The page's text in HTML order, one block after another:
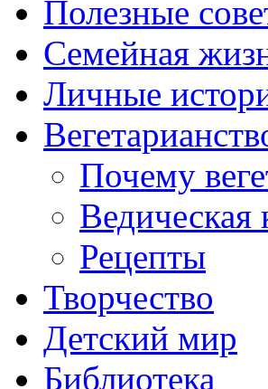
Полезные
Семейная
Личные
Почему
Ведическая
Рецепты
Творчество
Детский мир
Библиотека